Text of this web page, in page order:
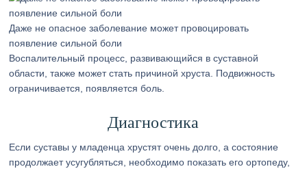
Даже не опасное заболевание может провоцировать
появление сильной боли
Воспалительный процесс, развивающийся в суставной
области, также может стать причиной хруста. Подвижность
ограничивается, появляется боль.
Диагностика
Если суставы у младенца хрустят очень долго, а состояние
продолжает усугубляться, необходимо показать его ортопеду,